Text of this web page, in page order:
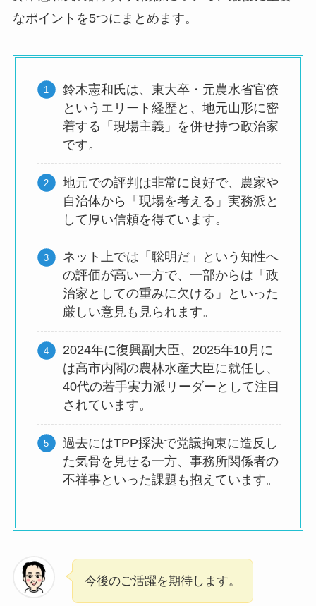
なポイントを5つにまとめます。
鈴木憲和氏は、東大卒・元農水省官僚
というエリート経歴と、地元山形に密
着する「現場主義」を併せ持つ政治家
です。
地元での評判は非常に良好で、農家や
自治体から「現場を考える」実務派と
して厚い信頼を得ています。
ネット上では「聡明だ」という知性へ
の評価が高い一方で、一部からは「政
治家としての重みに欠ける」といった
厳しい意見も見られます。
2024年に復興副大臣、2025年10月に
は高市内閣の農林水産大臣に就任し、
40代の若手実力派リーダーとして注目
されています。
過去にはTPP採決で党議拘束に造反し
た気骨を見せる一方、事務所関係者の
不祥事といった課題も抱えています。
今後のご活躍を期待します。